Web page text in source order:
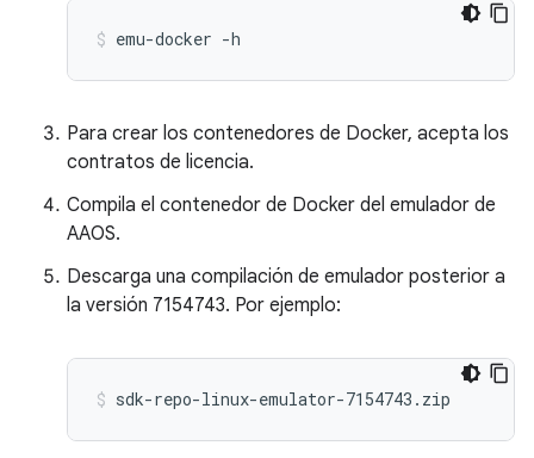
Para crear los contenedores de Docker, acepta los
contratos de licencia.
Compila el contenedor de Docker del emulador de
AAOS.
Descarga una compilación de emulador posterior a
la versión 7154743. Por ejemplo: